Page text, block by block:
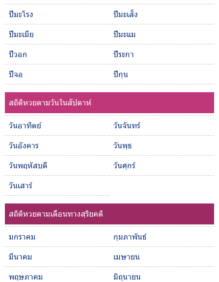
ปีมะโรง
ปีมะเส็ง
ปีมะเมีย
ปีมะแม
ปีวอก
ปีระกา
ปีจอ
ปีกุน
สถิติหวยตามวันในสัปดาห์
วันอาทิตย์
วันจันทร์
วันอังคาร
วันพุธ
วันพฤหัสบดี
วันศุกร์
วันเสาร์
สถิติหวยตามเดือนทางสุริยคติ
มกราคม
กุมภาพันธ์
มีนาคม
เมษายน
พฤษภาคม
มิถุนายน